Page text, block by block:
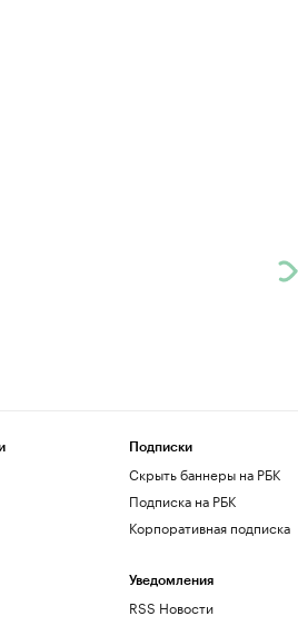
Подписки
Скрыть баннеры на РБК
Подписка на РБК
Корпоративная подписка
Уведомления
RSS Новости